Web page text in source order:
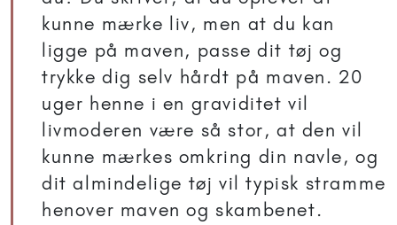
kunne mærke liv, men at du kan
ligge på maven, passe dit tøj og
trykke dig selv hårdt på maven. 20
uger henne i en graviditet vil
livmoderen være så stor, at den vil
kunne mærkes omkring din navle, og
dit almindelige tøj vil typisk stramme
henover maven og skambenet.